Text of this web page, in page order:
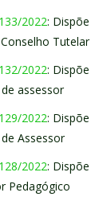
2022:
2022:
assessor
2022:
Assessor
2022:
Pedagógico